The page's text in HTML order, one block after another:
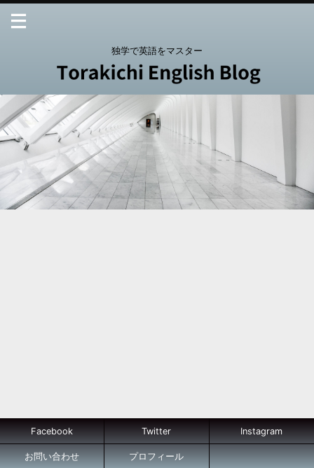
独学で英語をマスター
Facebook Twitter Instagram
お問い合わせ プロフィール